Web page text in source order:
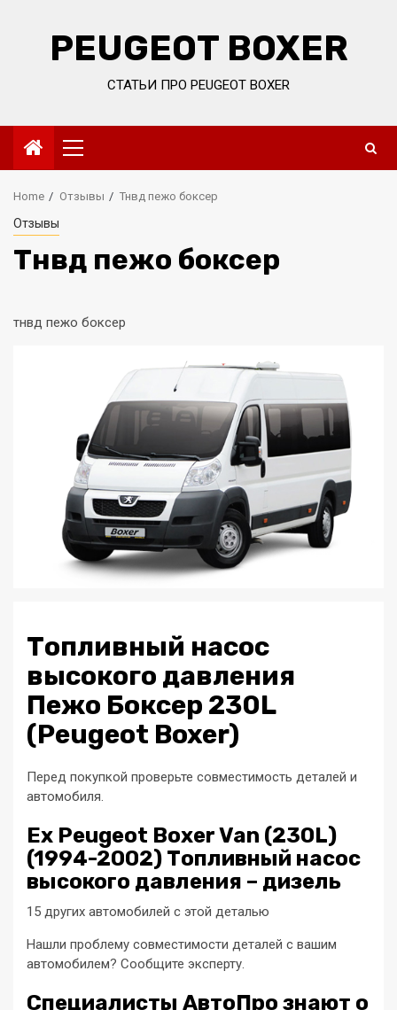
PEUGEOT BOXER
СТАТЬИ ПРО PEUGEOT BOXER
Primary
Menu
Home Отзывы Тнвд пежо боксер
Отзывы
Тнвд пежо боксер
тнвд пежо боксер
Топливный насос
высокого давления
Пежо Боксер 230L
(Peugeot Boxer)
Перед покупкой проверьте совместимость деталей и
автомобиля.
Ex Peugeot Boxer Van (230L)
(1994-2002) Топливный насос
высокого давления – дизель
15 других автомобилей с этой деталью
Нашли проблему совместимости деталей с вашим
автомобилем? Сообщите эксперту.
Специалисты АвтоПро знают о